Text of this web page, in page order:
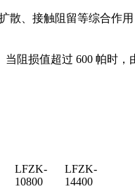
、接触阻留等综合作
阻损值超过 600 帕时
LFZK-
10800
LFZK-
14400